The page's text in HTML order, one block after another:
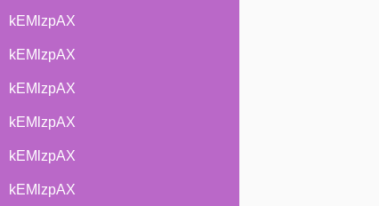
kEMlzpAX
kEMlzpAX
kEMlzpAX
kEMlzpAX
kEMlzpAX
kEMlzpAX